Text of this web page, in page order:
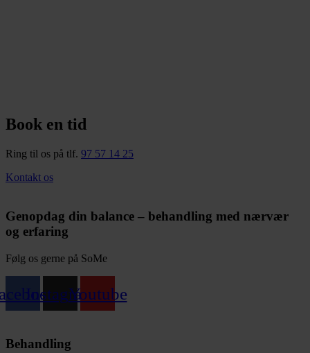
Book en tid
Ring til os på tlf. 97 57 14 25
Kontakt os
Genopdag din balance – behandling med nærvær
og erfaring
Følg os gerne på SoMe
InstagramYoutube
Behandling